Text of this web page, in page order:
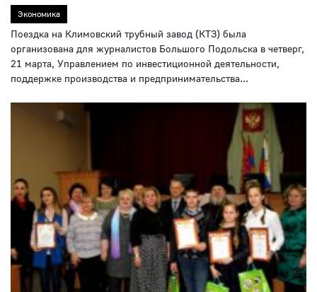
Экономика
Поездка на Климовский трубный завод (КТЗ) была
организована для журналистов Большого Подольска в четверг,
21 марта, Управлением по инвестиционной деятельности,
поддержке производства и предпринимательства...